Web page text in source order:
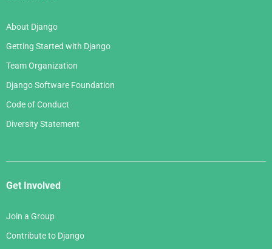
About Django
Getting Started with Django
Team Organization
Django Software Foundation
Code of Conduct
Diversity Statement
Get Involved
Join a Group
Contribute to Django